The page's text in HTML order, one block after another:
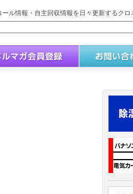
ル情報・自主回収情報を日々更新するクロ